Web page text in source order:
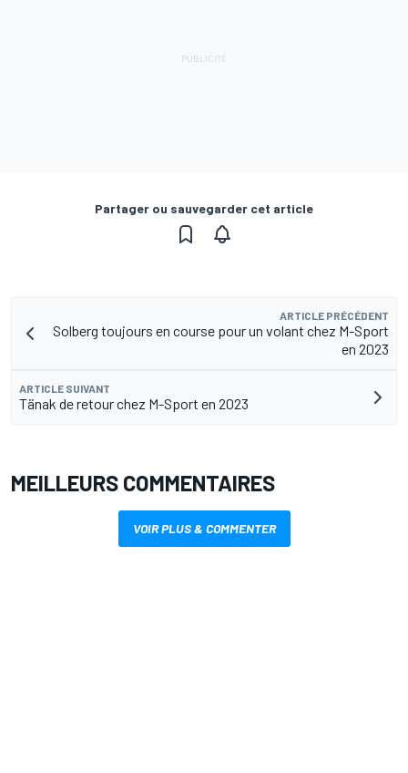
Partager ou sauvegarder cet article
ARTICLE PRÉCÉDENT
Solberg toujours en course pour un volant chez M-Sport
en 2023
ARTICLE SUIVANT
Tänak de retour chez M-Sport en 2023
MEILLEURS COMMENTAIRES
VOIR PLUS & COMMENTER